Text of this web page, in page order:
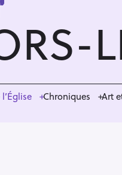
Chroniques Art